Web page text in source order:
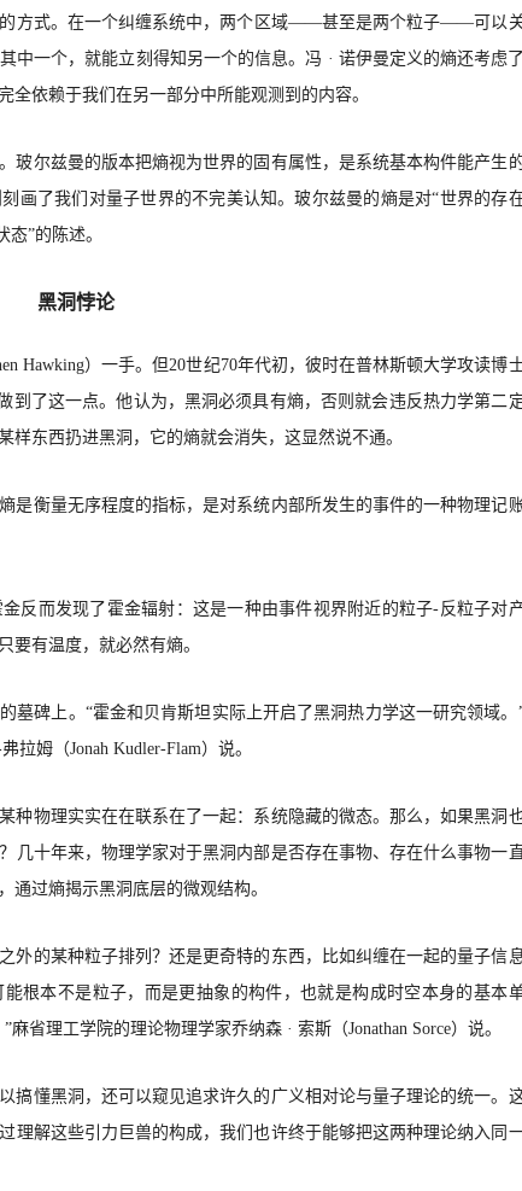
方式。在一个纠缠系统中，两个区域——甚至是两个粒子——可以
中一个，就能立刻得知另一个的信息。冯 · 诺伊曼定义的熵还考虑了
依赖于我们在另一部分中所能观测到的内容。
玻尔兹曼的版本把熵视为世界的固有属性，是系统基本构件能产生
刻画了我们对量子世界的不完美认知。玻尔兹曼的熵是对“世界的存
”的陈述。
黑洞悖论
Hawking）一手。但20世纪70年代初，彼时在普林斯顿大学攻读博
到了这一点。他认为，黑洞必须具有熵，否则就会违反热力学第二
东西扔进黑洞，它的熵就会消失，这显然说不通。
是衡量无序程度的指标，是对系统内部所发生的事件的一种物理记
反而发现了霍金辐射：这是一种由事件视界附近的粒子-反粒子对
要有温度，就必然有熵。
墓碑上。 “霍金和贝肯斯坦实际上开启了黑洞热力学这一研究领域。
拉姆（Jonah Kudler-Flam）说。
种物理实实在在联系在了一起：系统隐藏的微态。那么，如果黑洞
几十年来，物理学家对于黑洞内部是否存在事物、存在什么事物一直
通过熵揭示黑洞底层的微观结构。
外的某种粒子排列？还是更奇特的东西，比如纠缠在一起的量子信
能根本不是粒子，而是更抽象的构件，也就是构成时空本身的基本
麻省理工学院的理论物理学家乔纳森 · 索斯（Jonathan Sorce）说。
搞懂黑洞，还可以窥见追求许久的广义相对论与量子理论的统一。
理解这些引力巨兽的构成，我们也许终于能够把这两种理论纳入同